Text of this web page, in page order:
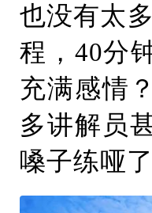
也没有太
程，40分
充满感情
多讲解员
嗓子练哑